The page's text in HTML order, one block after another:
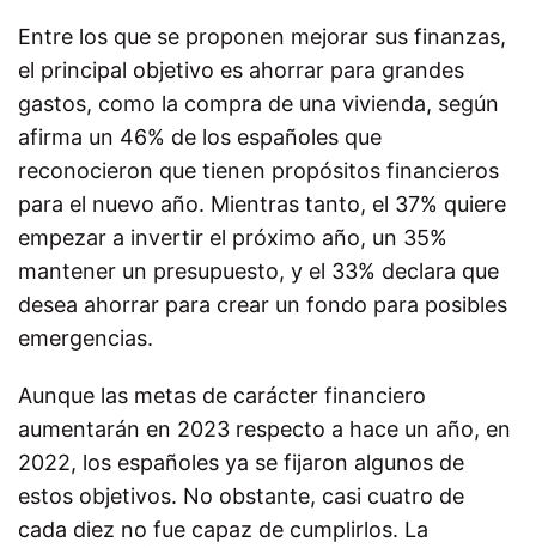
Entre los que se proponen mejorar sus finanzas,
el principal objetivo es ahorrar para grandes
gastos, como la compra de una vivienda, según
afirma un 46% de los españoles que
reconocieron que tienen propósitos financieros
para el nuevo año. Mientras tanto, el 37% quiere
empezar a invertir el próximo año, un 35%
mantener un presupuesto, y el 33% declara que
desea ahorrar para crear un fondo para posibles
emergencias.
Aunque las metas de carácter financiero
aumentarán en 2023 respecto a hace un año, en
2022, los españoles ya se fijaron algunos de
estos objetivos. No obstante, casi cuatro de
cada diez no fue capaz de cumplirlos. La